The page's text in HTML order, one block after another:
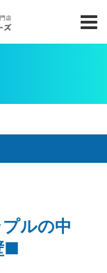
ルの中
■